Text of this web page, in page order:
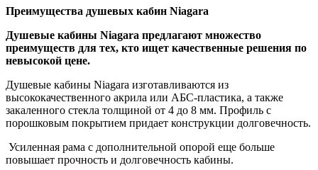
Преимущества душевых кабин Niagara
Душевые кабины Niagara предлагают множество
преимуществ для тех, кто ищет качественные решения по
невысокой цене.
Душевые кабины Niagara изготавливаются из
высококачественного акрила или АБС-пластика, а также
закаленного стекла толщиной от 4 до 8 мм. Профиль с
порошковым покрытием придает конструкции долговечность.
Усиленная рама с дополнительной опорой еще больше
повышает прочность и долговечность кабины.